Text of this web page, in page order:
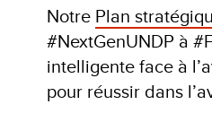
Notre Plan
#NextGenUNDP à
intelligente face à
pour réussir dans